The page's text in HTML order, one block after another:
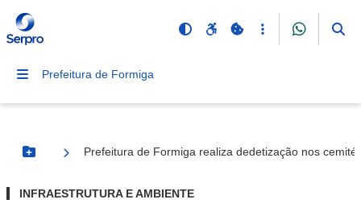
Prefeitura de Formiga
Botão Menu
Prefeitura de Formiga realiza dedetização nos
INFRAESTRUTURA E AMBIENTE